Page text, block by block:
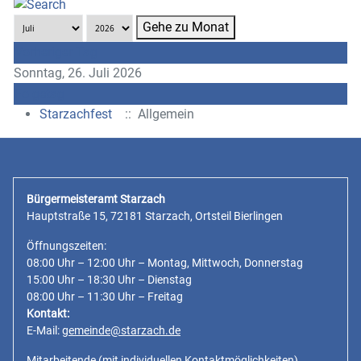
Gehe zu Monat
Sonntag, 26. Juli 2026
Starzachfest
:: Allgemein
Bürgermeisteramt Starzach
Hauptstraße 15, 72181 Starzach, Ortsteil Bierlingen
Öffnungszeiten:
08:00 Uhr – 12:00 Uhr – Montag, Mittwoch, Donnerstag
15:00 Uhr – 18:30 Uhr – Dienstag
08:00 Uhr – 11:30 Uhr – Freitag
Kontakt:
E-Mail:gemeinde@starzach.de